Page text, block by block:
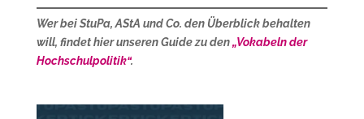
Wer bei StuPa, AStA und Co. den Überblick behalten
will, findet hier unseren Guide zu den„Vokabeln der
Hochschulpolitik“.